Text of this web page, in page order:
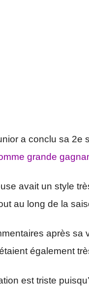
a conclu sa 2e
grande
avait un style
au long de la
après sa
également
est triste